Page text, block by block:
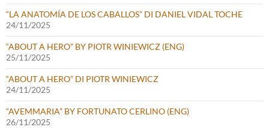
“LA ANATOMÍA DE LOS CABALLOS” DI DANIEL VIDAL TOCHE
24/11/2025
“ABOUT A HERO” BY PIOTR WINIEWICZ (ENG)
25/11/2025
“ABOUT A HERO” DI PIOTR WINIEWICZ
24/11/2025
“AVEMMARIA” BY FORTUNATO CERLINO (ENG)
26/11/2025